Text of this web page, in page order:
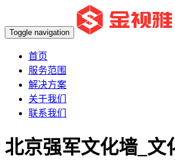
Toggle navigation
首页
服务范围
解决方案
关于我们
联系我们
北京强军文化墙_文